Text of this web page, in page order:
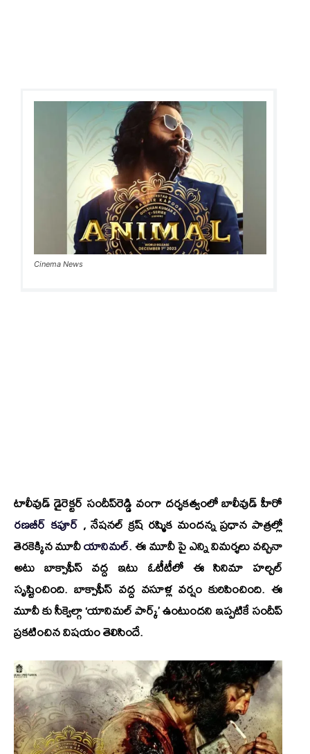
Cinema News
టాలీవుడ్‌ డైరెక్టర్‌ సందీప్‌రెడ్డి వంగా దర్శకత్వంలో బాలీవుడ్ హీరో
రణబీర్ కపూర్ , నేషనల్ క్రష్ రష్మిక మందన్న ప్రధాన పాత్రల్లో
తెరకెక్కిన మూవీయానిమల్. ఈ మూవీ పై ఎన్ని విమర్శలు వచ్చినా
అటు బాక్సాఫీస్ వద్ద ఇటు ఓటీటీలో ఈ సినిమా హల్చల్
సృష్టించింది. బాక్సాఫీస్ వద్ద వసూళ్ల వర్షం కురిపించింది. ఈ
మూవీ కు సీక్వెల్గా ‘యానిమల్‌ పార్క్‌’ ఉంటుందని ఇప్పటికే సందీప్
ప్రకటించిన విషయం తెలిసిందే.